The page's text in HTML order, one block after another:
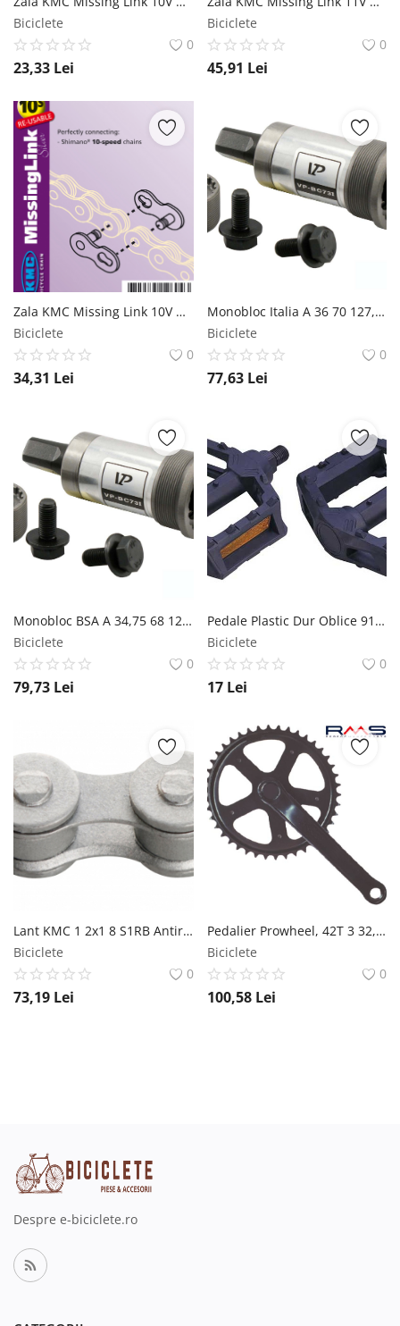
Biciclete
0
23,33 Lei
Biciclete
0
45,91 Lei
Zala KMC Missing Link 10V Bolt-5.88mm Unica Folosinta Argintiu KMC
Biciclete
0
34,31 Lei
Monobloc Italia A 36 70 127,5mm Otel Ax Patrat VP Components
Biciclete
0
77,63 Lei
Monobloc BSA A 34,75 68 124,5mm Otel Ax Patrat VP Components
Biciclete
0
79,73 Lei
Pedale Plastic Dur Oblice 9161 MX Biciclete
Biciclete
0
17 Lei
Lant KMC 1 2x1 8 S1RB Antiruginire 112L Bolt-8.6mm KMC
Biciclete
0
73,19 Lei
Pedalier Prowheel, 42T 3 32, brat 170mm, Ax Patrat RMS
Biciclete
0
100,58 Lei
Despre e-biciclete.ro